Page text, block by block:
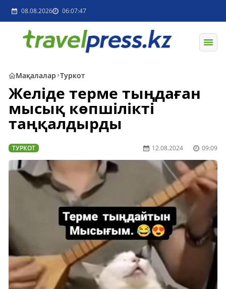
08.08.2026 06:07:47
Мақалалар Туркот
Желіде терме тыңдаған
мысық көпшілікті
таңқалдырды
ТУРКОТ 12.08.2024 09:09